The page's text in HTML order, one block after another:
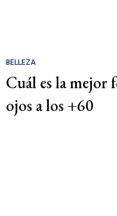
BELLEZA
Cuál es la mejor
ojos a los +60